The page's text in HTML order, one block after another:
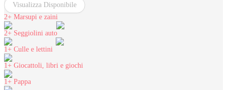
Visualizza Disponibile
2+ Marsupi e zaini
2+ Seggiolini auto
1+ Culle e lettini
1+ Giocattoli, libri e giochi
1+ Pappa